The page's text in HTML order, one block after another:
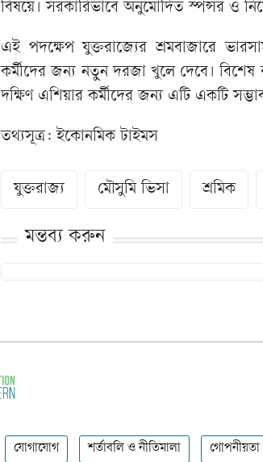
বিষয়ে। সরকারিভাবে অনুমোদিত স্পন্সর ও
এই পদক্ষেপ যুক্তরাজ্যের শ্রমবাজারে
কর্মীদের জন্য নতুন দরজা খুলে দেবে। বিশেষ
দক্ষিণ এশিয়ার কর্মীদের জন্য এটি একটি
তথ্যসূত্র: ইকোনমিক টাইমস
যুক্তরাজ্য মৌসুমি ভিসা শ্রমিক
মন্তব্য করুন
যোগাযোগ শর্তাবলি ও নীতিমালা গোপনীয়তা